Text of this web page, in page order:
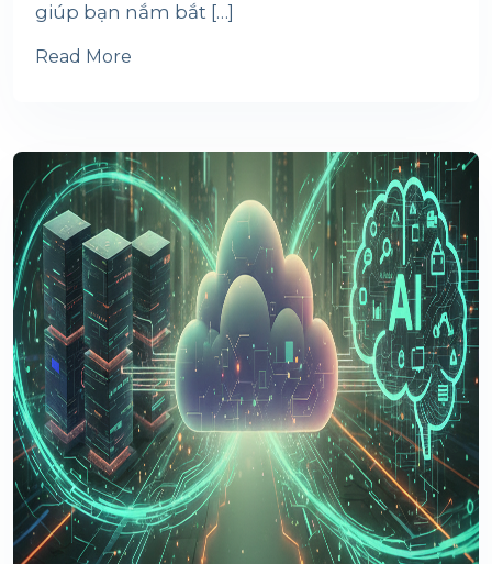
giúp bạn nắm bắt […]
Read More